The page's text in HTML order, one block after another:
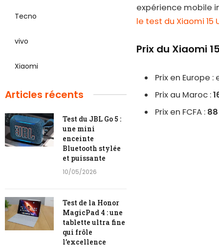
Tecno
vivo
Xiaomi
Articles récents
Test du JBL Go 5 :
une mini
enceinte
Bluetooth stylée
et puissante
10/05/2026
Test de la Honor
MagicPad 4 : une
tablette ultra fine
qui frôle
l’excellence
expérience mobile
le test du Xiaomi 15
Prix du Xiaomi
Prix en Europe
Prix au Maroc :
Prix en FCFA :